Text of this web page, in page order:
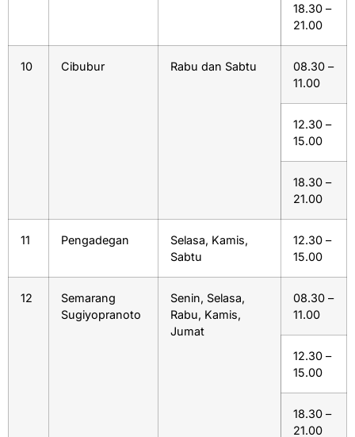
18.30 –
21.00
10 Cibubur Rabu dan Sabtu
08.30 –
11.00
12.30 –
15.00
18.30 –
21.00
11 Pengadegan
Selasa, Kamis,
Sabtu
12.30 –
15.00
12
Semarang
Sugiyopranoto
Senin, Selasa,
Rabu, Kamis,
Jumat
08.30 –
11.00
12.30 –
15.00
18.30 –
21.00